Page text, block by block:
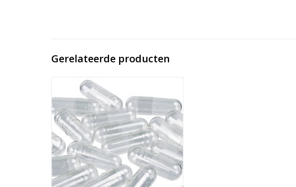
Gerelateerde producten
Lege capsules per 100 of per 1000 stuks
verpakt
Maat: 00
Maat: 0
Maat: 1
Maat: 2
Transparante capsules om je eigen
mengsel poeders in te verpakken.
vegetarische in maat 00, 0,1,2
Verpakt per 100 en per 1000 stuks.